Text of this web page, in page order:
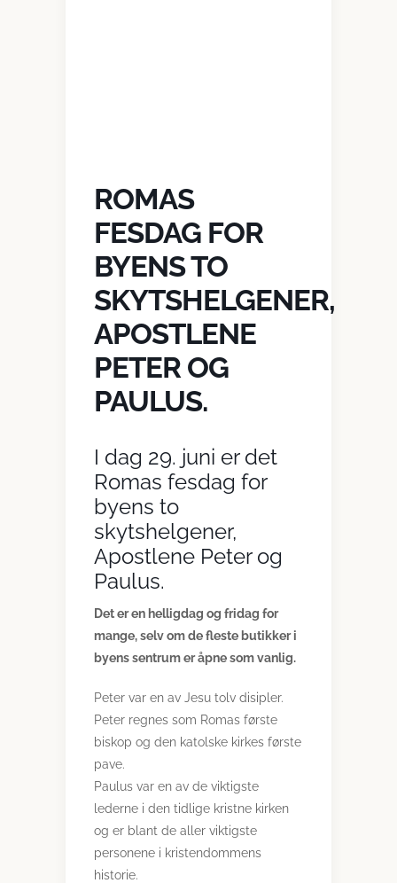
ROMAS
FESDAG FOR
BYENS TO
SKYTSHELGENER,
APOSTLENE
PETER OG
PAULUS.
I dag 29. juni er det
Romas fesdag for
byens to
skytshelgener,
Apostlene Peter og
Paulus.
Det er en helligdag og fridag for
mange, selv om de fleste butikker i
byens sentrum er åpne som vanlig.
Peter var en av Jesu tolv disipler.
Peter regnes som Romas første
biskop og den katolske kirkes første
pave.
Paulus var en av de viktigste
lederne i den tidlige kristne kirken
og er blant de aller viktigste
personene i kristendommens
historie.